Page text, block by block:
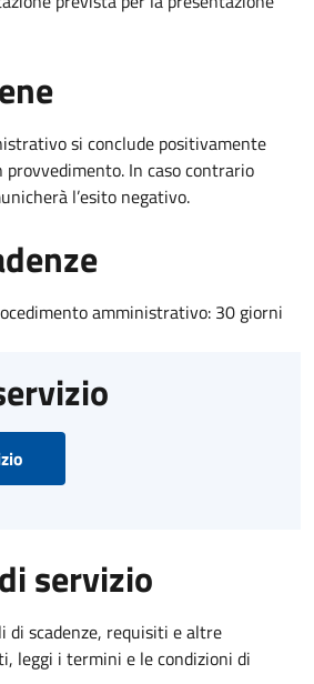
si conclude positivamente
provvedimento. In caso contrario
l’esito negativo.
amministrativo: 30 giorni
servizio
di scadenze, requisiti e altre
leggi i termini e le condizioni di